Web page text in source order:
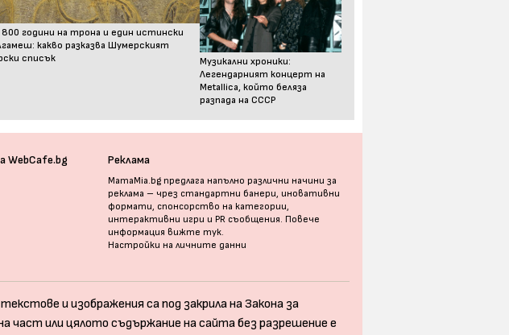
години на трона и един истински
какво разказва Шумерският
списък
Музикални хроники:
Легендарният концерт на
Metallica, който беляза
разпада на СССР
WebCafe.bg Реклама
MamaMia.bg предлага напълно различни начини за
реклама – чрез стандартни банери, иновативни
формати, спонсорство на категории,
интерактивни игри и PR съобщения. Повече
информация вижте тук.
Настройки на личните данни
и изображения са под закрила на Закона за
част или цялото съдържание на сайта без разрешение е